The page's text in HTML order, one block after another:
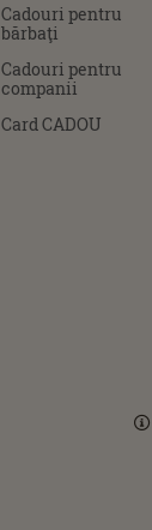
Cadouri pentru
bărbaţi
Cadouri pentru
companii
Card CADOU